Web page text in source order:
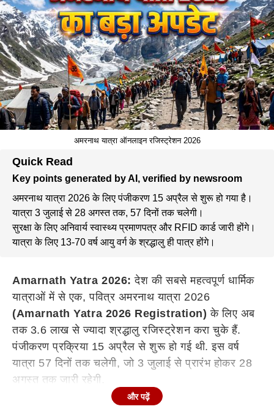
अमरनाथ यात्रा ऑनलाइन रजिस्ट्रेशन 2026
Quick Read
Key points generated by AI, verified by newsroom
अमरनाथ यात्रा 2026 के लिए पंजीकरण 15 अप्रैल से शुरू हो गया है।
यात्रा 3 जुलाई से 28 अगस्त तक, 57 दिनों तक चलेगी।
सुरक्षा के लिए अनिवार्य स्वास्थ्य प्रमाणपत्र और RFID कार्ड जारी होंगे।
यात्रा के लिए 13-70 वर्ष आयु वर्ग के श्रद्धालु ही पात्र होंगे।
Amarnath Yatra 2026: देश की सबसे महत्वपूर्ण धार्मिक
यात्राओं में से एक, पवित्र अमरनाथ यात्रा 2026
(Amarnath Yatra 2026 Registration) के लिए अब
तक 3.6 लाख से ज्यादा श्रद्धालु रजिस्ट्रेशन करा चुके हैं.
पंजीकरण प्रक्रिया 15 अप्रैल से शुरू हो गई थी. इस वर्ष
यात्रा 57 दिनों तक चलेगी, जो 3 जुलाई से प्रारंभ होकर 28
अगस्त तक जारी रहेगी.
Continues below advertisement
और पढ़ें